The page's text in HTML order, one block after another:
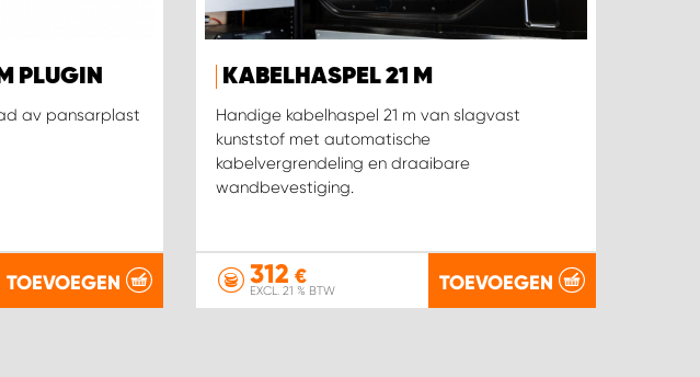
PLUGIN
av pansarplast
TOEVOEGEN
KABELHASPEL 21 M
Handige kabelhaspel 21 m van slagvast
kunststof met automatische
kabelvergrendeling en draaibare
wandbevestiging.
312 €
EXCL. 21 % BTW TOEVOEGEN